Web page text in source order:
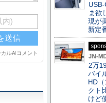
ま欲
現が
新定
JN-
2万
バイ
HD
クト
けど